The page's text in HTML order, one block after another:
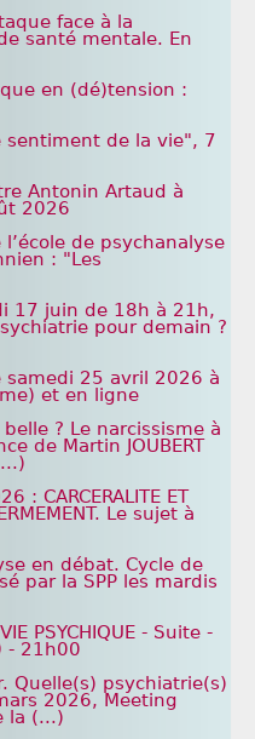
face à la
santé mentale. En
en (dé)tension :
sentiment de la vie", 7
Antonin Artaud à
2026
de psychanalyse
: "Les
17 juin de 18h à 21h,
pour demain ?
samedi 25 avril 2026 à
et en ligne
? Le narcissisme à
de Martin JOUBERT
: CARCERALITE ET
Le sujet à
en débat. Cycle de
par la SPP les mardis
PSYCHIQUE - Suite -
- 21h00
Quelle(s) psychiatrie(s)
2026, Meeting
la (...)